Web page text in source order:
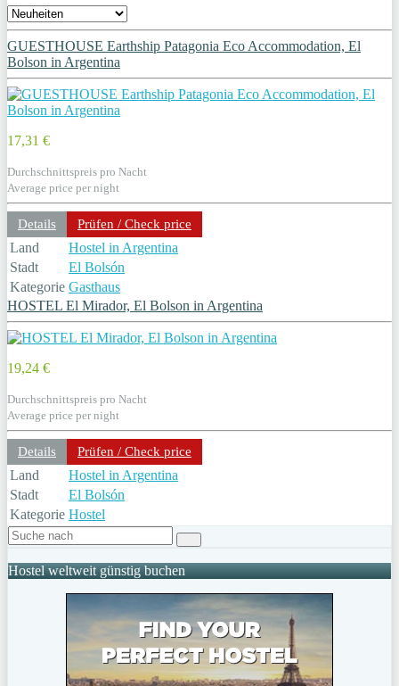
GUESTHOUSE Earthship Patagonia Eco Accommodation, El
Bolson in Argentina
17,31 €
Durchschnittspreis pro Nacht
Average price per night
Details Prüfen / Check price
Land
Hostel in Argentina
Stadt
El Bolsón
Kategorie Gasthaus
HOSTEL El Mirador, El Bolson in Argentina
19,24 €
Durchschnittspreis pro Nacht
Average price per night
Details Prüfen / Check price
Land
Hostel in Argentina
Stadt
El Bolsón
Kategorie Hostel
Hostel weltweit günstig buchen